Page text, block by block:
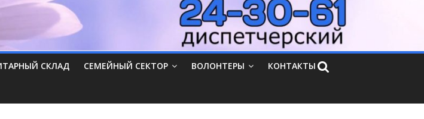
СКЛАД СЕМЕЙНЫЙ СЕКТОР ВОЛОНТЕРЫ КОНТАКТЫ